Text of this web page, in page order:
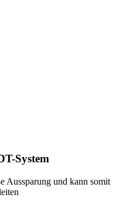
System
Aussparung und kann somit